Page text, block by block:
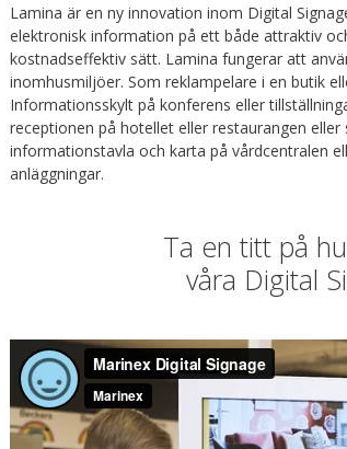
Lamina är en ny innovation inom Digital
elektronisk information på ett både attraktiv
kostnadseffektiv sätt. Lamina fungerar att
inomhusmiljöer. Som reklampelare i en butik
Informationsskylt på konferens eller
receptionen på hotellet eller restaurangen eller
informationstavla och karta på vårdcentralen
anläggningar.
Ta en titt på
våra Digital